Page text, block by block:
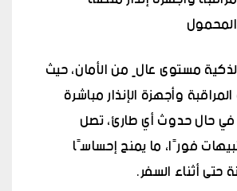
مستوى عالٍ من الأمان، حيث
وأجهزة الإنذار مباشرة
حال حدوث أي طارئ، تصل
فورًا، ما يمنح إحساسًا
حتى أثناء السفر.